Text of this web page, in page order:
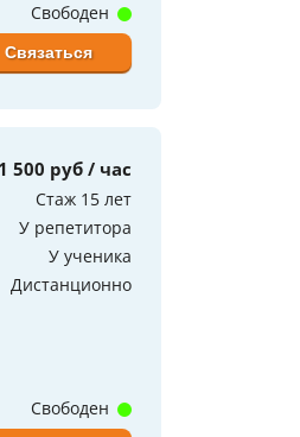
Свободен
Связаться
500 руб / час
Стаж 15 лет
У репетитора
У ученика
Дистанционно
Свободен